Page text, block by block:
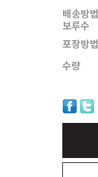
배송방
보루수
포장방법
수량